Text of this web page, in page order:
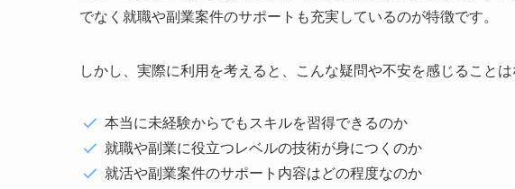
でなく就職や副業案件のサポートも充実しているのが特徴です。
しかし、実際に利用を考えると、こんな疑問や不安を感じること
本当に未経験からでもスキルを習得できるのか
就職や副業に役立つレベルの技術が身につくのか
就活や副業案件のサポート内容はどの程度なのか